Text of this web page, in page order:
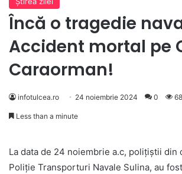
Încă o tragedie
Accident mortal pe
Caraorman!
infotulcea.ro 24 noiembrie 2024 0
Less than a minute
La data de 24 noiembrie a.c, polițiștii din
Poliție Transporturi Navale Sulina, au